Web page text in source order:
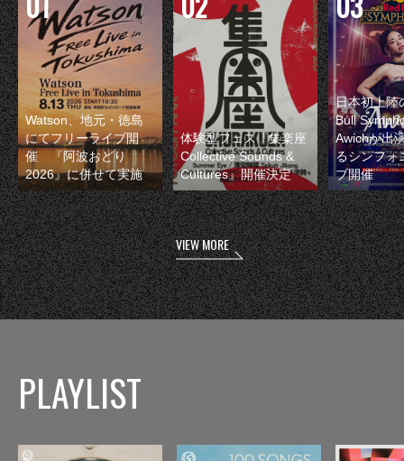
Watson、地元・徳島
にてフリーライブ開
催 『阿波おどり
2026』に併せて実施
体験型フェス『集楽座
Collective Sounds &
Cultures』開催決定
日本初上陸
Bull
Awichが出
るシンフォ
ブ開催
VIEW MORE
PLAYLIST